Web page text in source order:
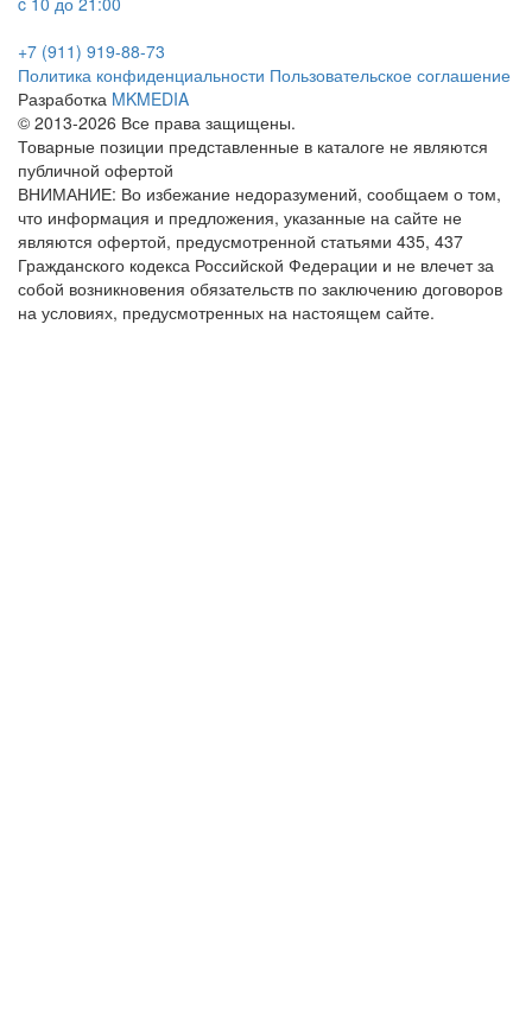
+7 (911) 919-88-73
Политика конфиденциальности Пользовательское соглашение
Разработка MKMEDIA
© 2013-2026 Все права защищены.
Товарные позиции представленные в каталоге не являются
публичной офертой
ВНИМАНИЕ: Во избежание недоразумений, сообщаем о том,
что информация и предложения, указанные на сайте не
являются офертой, предусмотренной статьями 435, 437
Гражданского кодекса Российской Федерации и не влечет за
собой возникновения обязательств по заключению договоров
на условиях, предусмотренных на настоящем сайте.